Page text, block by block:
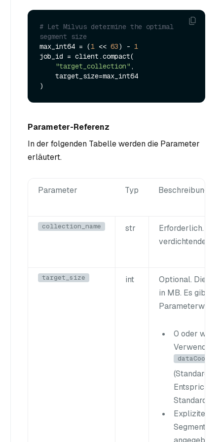
# Let Milvus determine the optimal
segment size
max_int64 = (1 << 63) - 1
job_id = client.compact(
"target_collection" ,
Parameter-Referenz
In der folgenden Tabelle werden die Parameter
erläutert.
Parameter Typ Beschreibung
collection_name str
Erforderlich.
verdichtenden
target_size int
Optional. Die
in MB. Es gibt 3
Parameterwert:
0 oder
Verwendet
(Standard:
Entspricht
Expliziter
Segmente